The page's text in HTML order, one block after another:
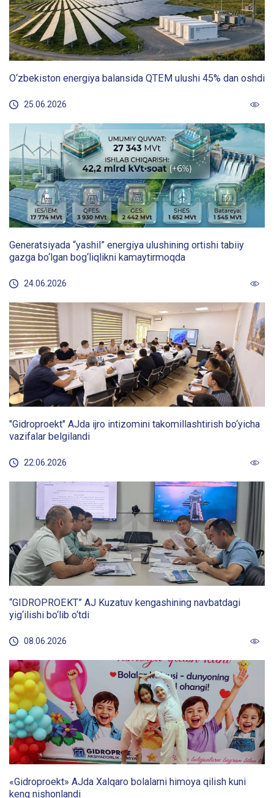
O‘zbekiston energiya balansida QTEM ulushi 45% dan oshdi
25.06.2026
Generatsiyada “yashil” energiya ulushining ortishi tabiiy
gazga bo‘lgan bog‘liqlikni kamaytirmoqda
24.06.2026
"Gidroproekt" AJda ijro intizomini takomillashtirish bo‘yicha
vazifalar belgilandi
22.06.2026
“GIDROPROEKT” AJ Kuzatuv kengashining navbatdagi
yig‘ilishi bo‘lib o‘tdi
08.06.2026
«Gidroproekt» AJda Xalqaro bolalarni himoya qilish kuni
keng nishonlandi